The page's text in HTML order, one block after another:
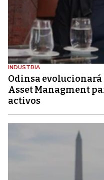
INDUSTRIA
Odinsa evolucionará
Asset Managment
activos